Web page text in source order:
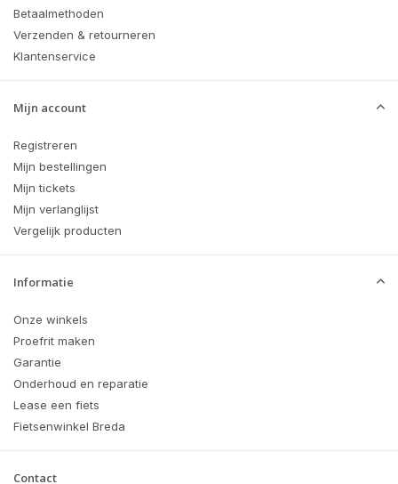
Betaalmethoden
Verzenden & retourneren
Klantenservice
Mijn account
Registreren
Mijn bestellingen
Mijn tickets
Mijn verlanglijst
Vergelijk producten
Informatie
Onze winkels
Proefrit maken
Garantie
Onderhoud en reparatie
Lease een fiets
Fietsenwinkel Breda
Contact